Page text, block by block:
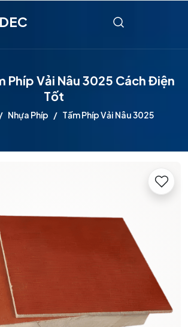
Phíp Vải Nâu 3025 Cách Điện
Tốt
Nhựa Phíp Tấm Phíp Vải Nâu 3025